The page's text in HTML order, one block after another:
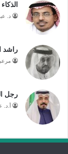
د.
راشد
رجل
أ.د.